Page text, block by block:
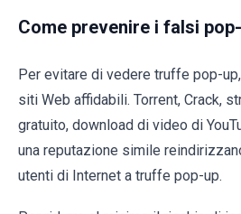
Come prevenire i falsi
Per evitare di vedere truffe pop-
siti Web affidabili. Torrent, Crack,
gratuito, download di video di
una reputazione simile
utenti di Internet a truffe pop-up.